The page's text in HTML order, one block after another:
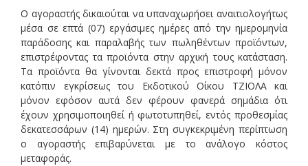
Ο αγοραστής δικαιούται να υπαναχωρήσει αναιτιολογήτως
μέσα σε επτά (07) εργάσιμες ημέρες από την ημερομηνία
παράδοσης και παραλαβής των πωληθέντων προϊόντων,
επιστρέφοντας τα προϊόντα στην αρχική τους κατάσταση.
Τα προϊόντα θα γίνονται δεκτά προς επιστροφή μόνον
κατόπιν εγκρίσεως του Εκδοτικού Οίκου ΤΖΙΟΛΑ και
μόνον εφόσον αυτά δεν φέρουν φανερά σημάδια ότι
έχουν χρησιμοποιηθεί ή φωτοτυπηθεί, εντός προθεσμίας
δεκατεσσάρων (14) ημερών. Στη συγκεκριμένη περίπτωση
ο αγοραστής επιβαρύνεται με το ανάλογο κόστος
μεταφοράς.